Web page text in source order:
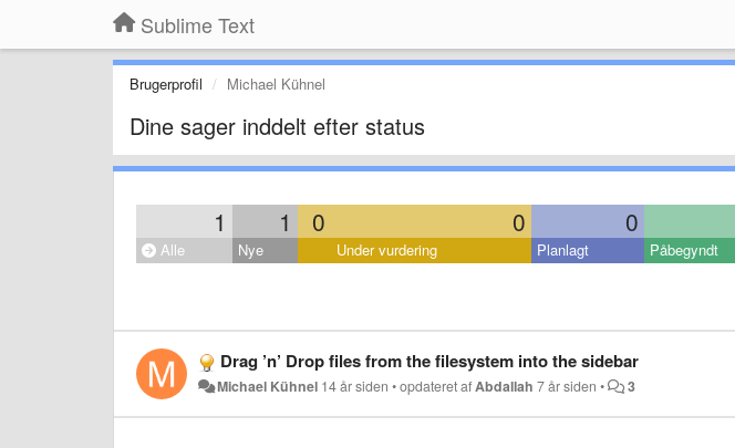
Sublime Text
Brugerprofil Michael Kühnel
Dine sager inddelt efter status
1 1 0 0 0
Alle Nye Under vurdering Planlagt Påbegyndt
Drag ’n’ Drop files from the filesystem into the sidebar
Michael Kühnel 14 år siden •opdateret afAbdallah 7 år siden • 3